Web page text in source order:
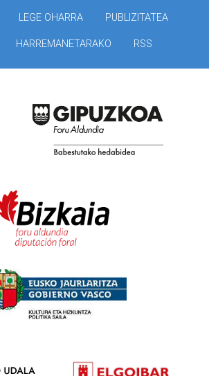
LEGE OHARRA PUBLIZITATEA
HARREMANETARAKO RSS